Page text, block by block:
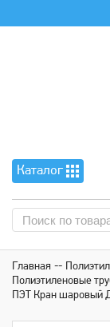
Каталог
Главная
Полиэтиленовые
ПЭТ Кран шаровый